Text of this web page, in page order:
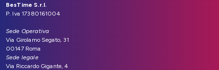
BesTime S.r.l.
P. Iva 17380161004
Sede Operativa
Via Girolamo Segato, 31
00147 Roma
Sede legale
Via Riccardo Gigante, 4